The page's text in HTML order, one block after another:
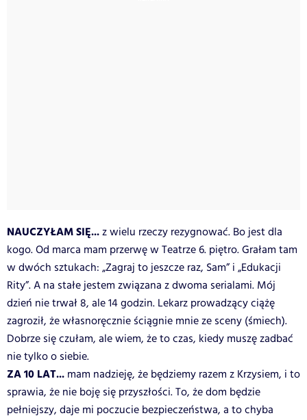
NAUCZYŁAM SIĘ...z wielu rzeczy rezygnować. Bo jest dla
kogo. Od marca mam przerwę w Teatrze 6. piętro. Grałam tam
w dwóch sztukach: „Zagraj to jeszcze raz, Sam” i „Edukacji
Rity”. A na stałe jestem związana z dwoma serialami. Mój
dzień nie trwał 8, ale 14 godzin. Lekarz prowadzący ciążę
zagroził, że własnoręcznie ściągnie mnie ze sceny (śmiech).
Dobrze się czułam, ale wiem, że to czas, kiedy muszę zadbać
nie tylko o siebie.
ZA 10 LAT... mam nadzieję, że będziemy razem z Krzysiem, i to
sprawia, że nie boję się przyszłości. To, że dom będzie
pełniejszy, daje mi poczucie bezpieczeństwa, a to chyba